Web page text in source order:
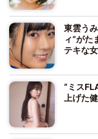
東雲う
ィ”がた
テキな
“ミス
上げた